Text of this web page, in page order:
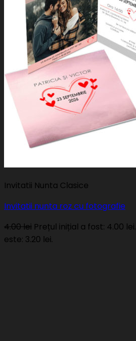
Invitatii Nunta Clasice
Invitatii nunta roz cu fotografie
4.00lei Prețul inițial a fost: 4.00 lei.
este: 3.20 lei.